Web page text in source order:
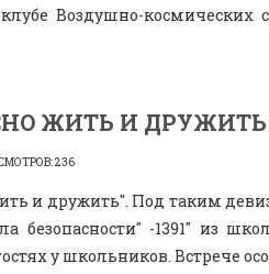
Воздушно-космических
ЖИТЬ И ДРУЖИТЬ
236
и дружить". Под таким
безопасности" -1391" из
у школьников. Встрече